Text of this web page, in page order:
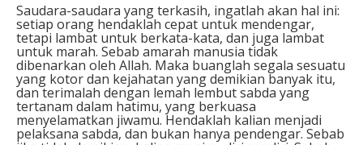
Saudara-saudara yang terkasih, ingatlah akan hal ini:
setiap orang hendaklah cepat untuk mendengar,
tetapi lambat untuk berkata-kata, dan juga lambat
untuk marah. Sebab amarah manusia tidak
dibenarkan oleh Allah. Maka buanglah segala sesuatu
yang kotor dan kejahatan yang demikian banyak itu,
dan terimalah dengan lemah lembut sabda yang
tertanam dalam hatimu, yang berkuasa
menyelamatkan jiwamu. Hendaklah kalian menjadi
pelaksana sabda, dan bukan hanya pendengar. Sebab